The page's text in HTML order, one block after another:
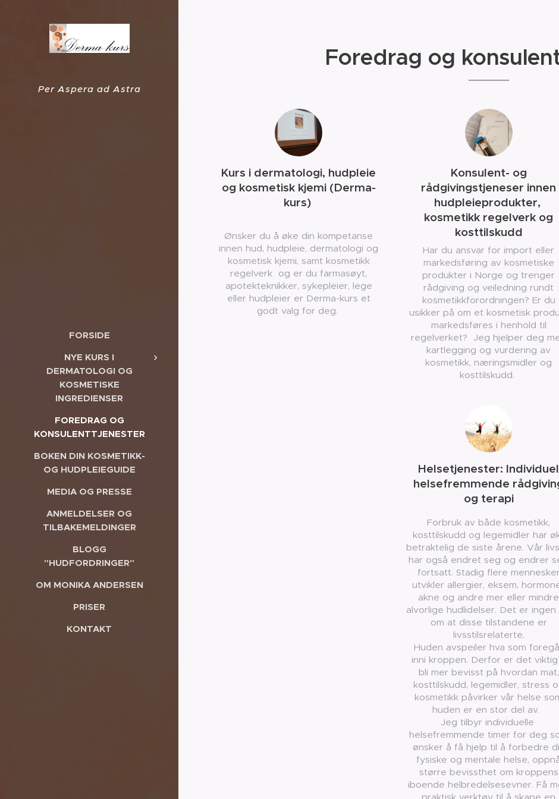
Per Aspera ad Astra
FORSIDE
NYE KURS I
DERMATOLOGI OG
KOSMETISKE
INGREDIENSER
FOREDRAG OG
KONSULENTTJENESTER
BOKEN DIN KOSMETIKK-
OG HUDPLEIEGUIDE
MEDIA OG PRESSE
ANMELDELSER OG
TILBAKEMELDINGER
BLOGG
"HUDFORDRINGER"
OM MONIKA ANDERSEN
PRISER
KONTAKT
Foredrag og
Kurs i dermatologi, hudpleie
og kosmetisk kjemi (Derma-
kurs)
Ønsker du å øke din kompetanse
innen hud, hudpleie, dermatologi og
kosmetisk kjemi, samt kosmetikk
regelverk og er du farmasøyt,
apotekteknikker, sykepleier, lege
eller hudpleier er Derma-kurs et
godt valg for deg.
Konsulent- og
rådgivingstjeneser innen
hudpleieprodukter,
kosmetikk regelverk og
kosttilskudd
Har du ansvar for import eller
markedsføring av kosmetiske
produkter i Norge og trenger
rådgiving og veiledning rundt
kosmetikkforordningen? Er du
usikker på om et kosmetisk
markedsføres i henhold til
regelverket? Jeg hjelper deg
kartlegging og vurdering av
kosmetikk, næringsmidler og
kosttilskudd.
Helsetjenester:
helsefremmende
og terapi
Forbruk av både kosmetikk,
kosttilskudd og legemidler har
betraktelig de siste årene. Vår
har også endret seg og endrer
fortsatt. Stadig flere mennesker
utvikler allergier, eksem,
akne og andre mer eller mindre
alvorlige hudlidelser. Det er ingen
om at disse tilstandene er
livsstilsrelaterte.
Huden avspeiler hva som
inni kroppen. Derfor er det viktig
bli mer bevisst på hvordan mat,
kosttilskudd, legemidler, stress
kosmetikk påvirker vår helse
huden er en stor del av.
Jeg tilbyr individuelle
helsefremmende timer for deg
ønsker å få hjelp til å forbedre
fysiske og mentale helse,
større bevissthet om kroppens
iboende helbredelsesevner. Få